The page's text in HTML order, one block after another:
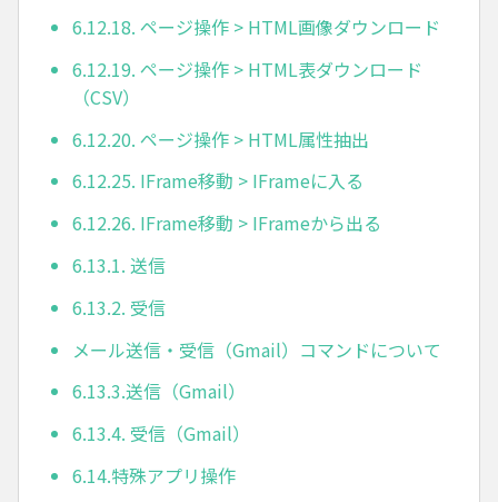
6.12.18. ページ操作 > HTML画像ダウンロード
6.12.19. ページ操作 > HTML表ダウンロード
（CSV）
6.12.20. ページ操作 > HTML属性抽出
6.12.25. IFrame移動 > IFrameに入る
6.12.26. IFrame移動 > IFrameから出る
6.13.1. 送信
6.13.2. 受信
メール送信・受信（Gmail）コマンドについて
6.13.3.送信（Gmail）
6.13.4. 受信（Gmail）
6.14.特殊アプリ操作